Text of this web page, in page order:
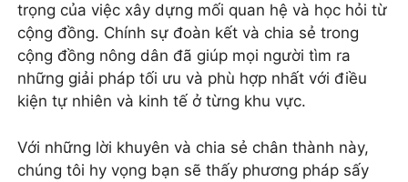
trọng của việc xây dựng mối quan hệ và học hỏi từ
cộng đồng. Chính sự đoàn kết và chia sẻ trong
cộng đồng nông dân đã giúp mọi người tìm ra
những giải pháp tối ưu và phù hợp nhất với điều
kiện tự nhiên và kinh tế ở từng khu vực.
Với những lời khuyên và chia sẻ chân thành này,
chúng tôi hy vọng bạn sẽ thấy phương pháp sấy